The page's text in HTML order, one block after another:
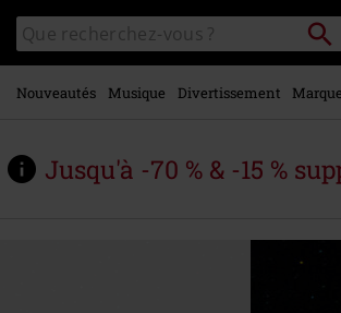
contenu
principal
Rechercher
sur
le
catalogue
Nouveautés Musique Divertissement
Jusqu'à -70 % & -15 %